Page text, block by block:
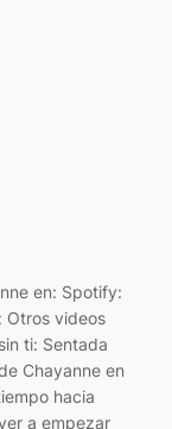
en: Spotify:
Otros videos
ti: Sentada
Chayanne en
hacia
a empezar